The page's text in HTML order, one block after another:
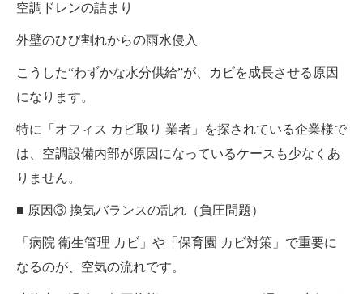
空調ドレンの詰まり
外壁のひび割れからの雨水侵入
こうした“わずかな水分供給”が、カビを成長させる原因
になります。
特に「オフィス カビ取り 業者」を探されている企業様で
は、空調設備内部が原因になっているケースも少なくあ
りません。
■ 原因③ 換気バランスの乱れ（負圧問題）
「病院 衛生管理 カビ」や「保育園 カビ対策」で重要に
なるのが、空気の流れです。